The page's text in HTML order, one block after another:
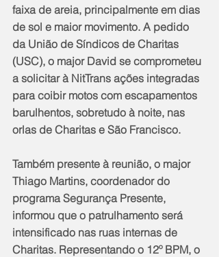
faixa de areia, principalmente em dias
de sol e maior movimento. A pedido
da União de Síndicos de Charitas
(USC), o major David se comprometeu
a solicitar à NitTrans ações integradas
para coibir motos com escapamentos
barulhentos, sobretudo à noite, nas
orlas de Charitas e São Francisco.
Também presente à reunião, o major
Thiago Martins, coordenador do
programa Segurança Presente,
informou que o patrulhamento será
intensificado nas ruas internas de
Charitas. Representando o 12º BPM, o